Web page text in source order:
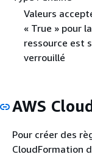
Valeurs
« True » pour
ressource est
verrouillé
AWS
Pour créer des
CloudFormation